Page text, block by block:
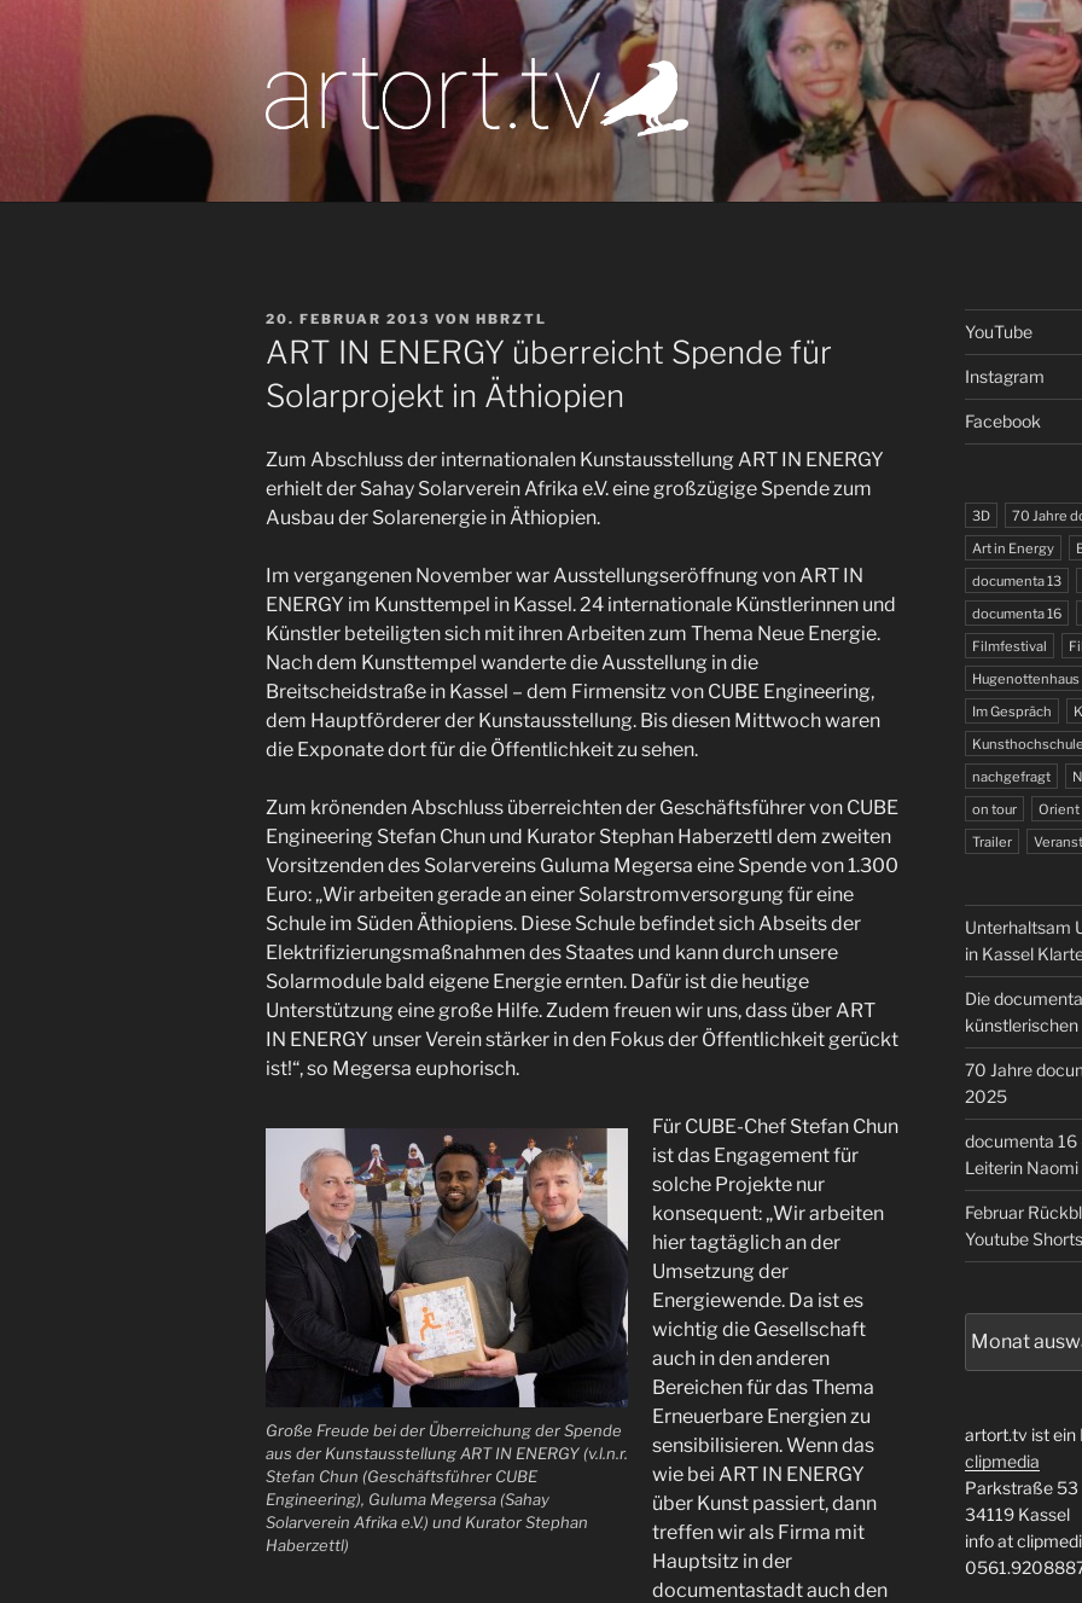
artort.tv
Berichte vom Tatort der Kunst
VERÖFFENTLICHT
AM
20. FEBRUAR 2013 VON HBRZTL
ART IN ENERGY überreicht Spende für
Solarprojekt in Äthiopien
Zum Abschluss der internationalen Kunstausstellung ART IN ENERGY
erhielt der Sahay Solarverein Afrika e.V. eine großzügige Spende zum
Ausbau der Solarenergie in Äthiopien.
Im vergangenen November war Ausstellungseröffnung von ART IN
ENERGY im Kunsttempel in Kassel. 24 internationale Künstlerinnen und
Künstler beteiligten sich mit ihren Arbeiten zum Thema Neue Energie.
Nach dem Kunsttempel wanderte die Ausstellung in die
Breitscheidstraße in Kassel – dem Firmensitz von CUBE Engineering,
dem Hauptförderer der Kunstausstellung. Bis diesen Mittwoch waren
die Exponate dort für die Öffentlichkeit zu sehen.
Zum krönenden Abschluss überreichten der Geschäftsführer von CUBE
Engineering Stefan Chun und Kurator Stephan Haberzettl dem zweiten
Vorsitzenden des Solarvereins Guluma Megersa eine Spende von 1.300
Euro: „Wir arbeiten gerade an einer Solarstromversorgung für eine
Schule im Süden Äthiopiens. Diese Schule befindet sich Abseits der
Elektrifizierungsmaßnahmen des Staates und kann durch unsere
Solarmodule bald eigene Energie ernten. Dafür ist die heutige
Unterstützung eine große Hilfe. Zudem freuen wir uns, dass über ART
IN ENERGY unser Verein stärker in den Fokus der Öffentlichkeit gerückt
ist!“, so Megersa euphorisch.
Große Freude bei der Überreichung der Spende
aus der Kunstausstellung ART IN ENERGY (v.l.n.r.
Stefan Chun (Geschäftsführer CUBE
Engineering), Guluma Megersa (Sahay
Solarverein Afrika e.V.) und Kurator Stephan
Haberzettl)
Für CUBE-Chef Stefan Chun
ist das Engagement für
solche Projekte nur
konsequent: „Wir arbeiten
hier tagtäglich an der
Umsetzung der
Energiewende. Da ist es
wichtig die Gesellschaft
auch in den anderen
Bereichen für das Thema
Erneuerbare Energien zu
sensibilisieren. Wenn das
wie bei ART IN ENERGY
über Kunst passiert, dann
treffen wir als Firma mit
Hauptsitz in der
documentastadt auch den
YouTube
Instagram
Facebook
3D
70 Jahre
Art in Energy
documenta 13
documenta 16
Filmfestival
Hugenottenhaus
Im Gespräch
nachgefragt
on tour
Orient
Trailer
Unterhaltsam
in Kassel
Die
70 Jahre
2025
documenta 16
Leiterin
Februar
Youtube Shorts
artort.tv ist ein
clipmedia
Parkstraße 53
34119 Kassel
info at